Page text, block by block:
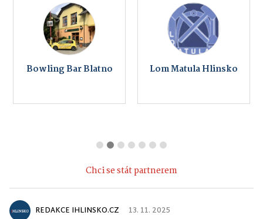
Bowling Bar Blatno Lom Matula Hlinsko
Chci se stát partnerem
REDAKCE IHLINSKO.CZ 13. 11. 2025